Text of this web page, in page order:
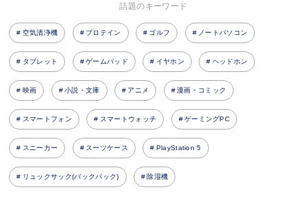
話題のキーワード
空気清浄機 プロテイン ゴルフ ノートパソコン
タブレット ゲームパッド イヤホン ヘッドホン
映画 小説・文庫 アニメ 漫画・コミック
スマートフォン スマートウォッチ ゲーミングPC
スニーカー スーツケース PlayStation 5
リュックサック(バックパック) 除湿機